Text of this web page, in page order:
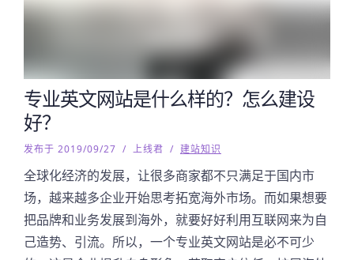
专业英文网站是什么样的？怎么建设
好？
发布于 2019/09/27 / 上线君 / 建站知识
全球化经济的发展，让很多商家都不只满足于国内市
场，越来越多企业开始思考拓宽海外市场。而如果想要
把品牌和业务发展到海外，就要好好利用互联网来为自
己造势、引流。所以，一个专业英文网站是必不可少